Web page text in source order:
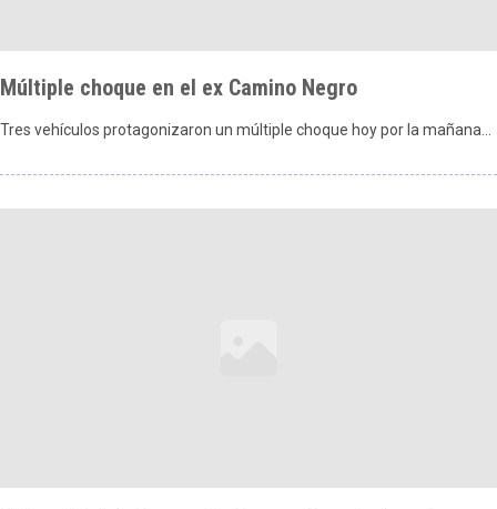
Múltiple choque en el ex Camino Negro
Tres vehículos protagonizaron un múltiple choque hoy por la mañana…